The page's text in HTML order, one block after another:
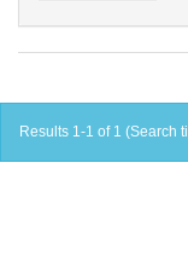
Results 1-1 of 1 (Search